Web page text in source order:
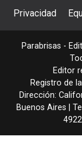
Privacidad
Parabrisas -
Editor
Registro de
Dirección:
Buenos Aires |
4922